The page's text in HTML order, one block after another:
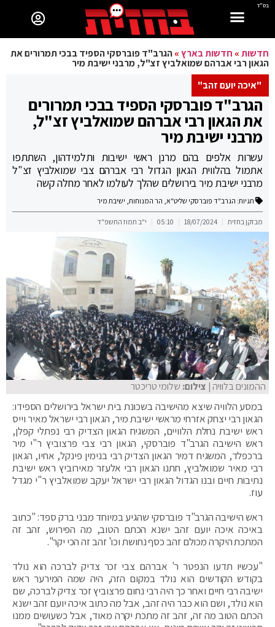
בס"ד
חדשות» חדשות בארץ»הגרב"ד פוברסקי הספיד בבכי תמרורים את
הגאון רבי אברהם שמואלביץ זצ"ל, מרבני ישיבת מיר
"איכה יועם זהב"
הגרב"ד פוברסקי הספיד בבכי תמרורים
את הגאון רבי אברהם שמואלביץ זצ"ל,
מרבני ישיבת מיר
עשרות אלפים בהם מרנן ראשי ישיבות ותלמידהון, השתתפו
אתמול בהלווית הגאון הגדול רבי אברהם צבי שמואלביץ זצ"ל
מרבני ישיבת מיר בירושלים שהלך לעולמו לאחר מחלה קשה
תגיות: הגרב"ד פוברסקי שליט"א, הר המנוחות, ישיבת מיר
מבזקן בחזית 18/07/2024
05:10 י"ב תמוז התשפ"ד
ההמונים בלוויה| צילום: שלומי טריכטר
במסע הלוויה שיצא מהישיבה בשכונת בית ישראל בירושלים הספידו:
הגאון רבי יצחק אזרחי מראשי ישיבת מיר, הגאון רבי ישראל מאיר וייס
ראש ישיבת נחלת הלוויים, המשגיח הגאון הצדיק רבי נפתלי קפלן,
ראש הישיבה הגרב"ד פוברסקי, הגאון רבי צבי פרצוביץ ר"י מיר
ברכפלד, המשגיח דמיר הגאון הצדיק רבי בנימין פינקל, אחיו, הגאון
רבי מאיר שמואלביץ, חתנו הגאון רבי אלעזר מאירוביץ ראש ישיבת
נתיבות חיים ובנו הגדול הגאון רבי ישראל יעקב שמואלביץ ר"י מגדל
עוז.
ראש הישיבה הגרב"ד פוברסקי שהגיע במיוחד מבני ברק ספד: "כתוב
באיכה איכה יועם זהב ישנא הכתם הטוב, מה הפירוש, זהב זה
המתכת היקרה מכולם זהב כסף נחושת וכו' זהב זה הכי יקר".
"עכשיו תדעו הנפטר ר' אברהם צבי זכר צדיק לברכה הוא נולד
בקודש הקודשים הוא נולד במקום הזה, היה שמה המירער ראש
ישיבה רבי חיים ואחר כך היה רבי נחום פרצוביץ זכר צדיק לברכה, שם
הוא נולד, ושם הוא כבר היה זהב, אבל מה כתוב איכה יועם זהב ישנא
הכתם הטוב מה זה, זהב זה מתכת יקרה מאוד, אבל כשעושים ממנו